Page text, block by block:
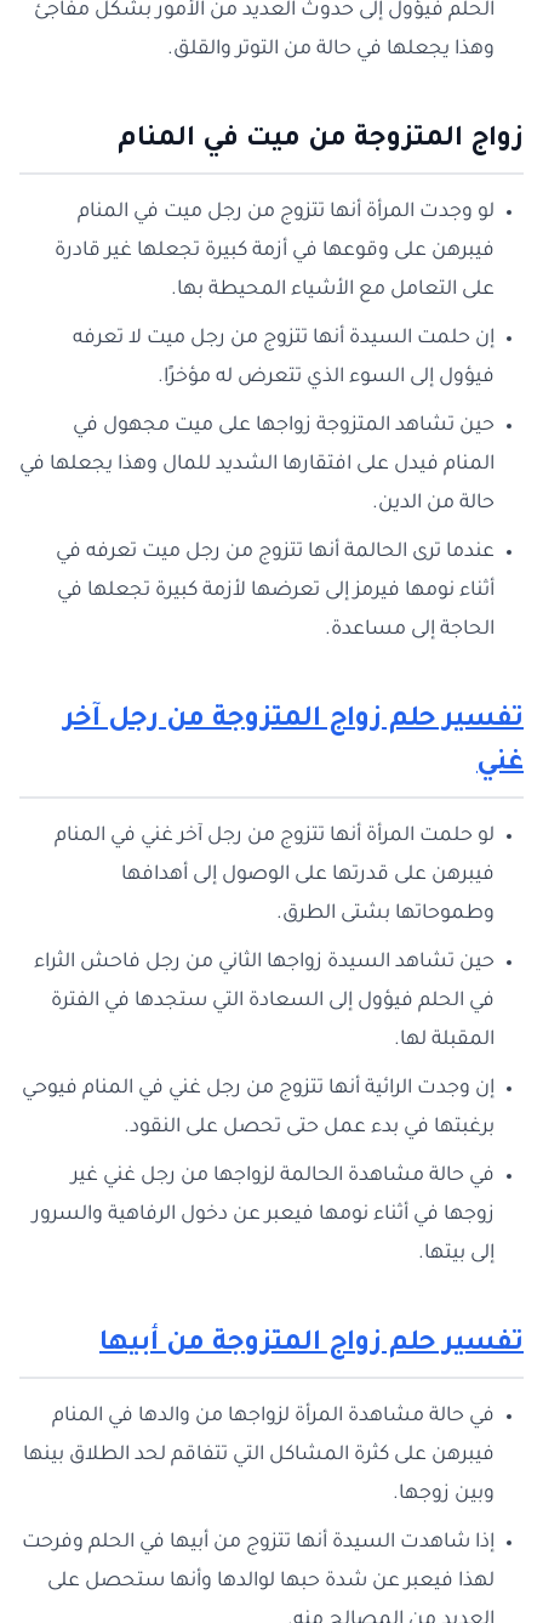
الحلم فيؤول إلى حدوث العديد من الأمور بشكل مفاجئ
وهذا يجعلها في حالة من التوتر والقلق.
زواج المتزوجة من ميت في المنام
لو وجدت المرأة أنها تتزوج من رجل ميت في المنام
فيبرهن على وقوعها في أزمة كبيرة تجعلها غير قادرة
على التعامل مع الأشياء المحيطة بها.
إن حلمت السيدة أنها تتزوج من رجل ميت لا تعرفه
فيؤول إلى السوء الذي تتعرض له مؤخرًا.
حين تشاهد المتزوجة زواجها على ميت مجهول في
المنام فيدل على افتقارها الشديد للمال وهذا يجعلها في
حالة من الدين.
عندما ترى الحالمة أنها تتزوج من رجل ميت تعرفه في
أثناء نومها فيرمز إلى تعرضها لأزمة كبيرة تجعلها في
الحاجة إلى مساعدة.
تفسير حلم زواج المتزوجة من رجل آخر
غني
لو حلمت المرأة أنها تتزوج من رجل آخر غني في المنام
فيبرهن على قدرتها على الوصول إلى أهدافها
وطموحاتها بشتى الطرق.
حين تشاهد السيدة زواجها الثاني من رجل فاحش الثراء
في الحلم فيؤول إلى السعادة التي ستجدها في الفترة
المقبلة لها.
إن وجدت الرائية أنها تتزوج من رجل غني في المنام فيوحي
برغبتها في بدء عمل حتى تحصل على النقود.
في حالة مشاهدة الحالمة لزواجها من رجل غني غير
زوجها في أثناء نومها فيعبر عن دخول الرفاهية والسرور
إلى بيتها.
تفسير حلم زواج المتزوجة من أبيها
في حالة مشاهدة المرأة لزواجها من والدها في المنام
فيبرهن على كثرة المشاكل التي تتفاقم لحد الطلاق بينها
وبين زوجها.
إذا شاهدت السيدة أنها تتزوج من أبيها في الحلم وفرحت
لهذا فيعبر عن شدة حبها لوالدها وأنها ستحصل على